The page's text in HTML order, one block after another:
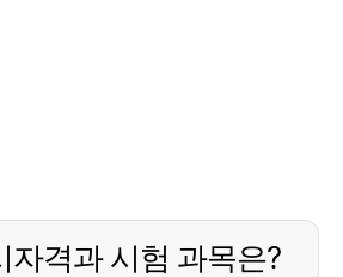
자격과 시험 과목은?